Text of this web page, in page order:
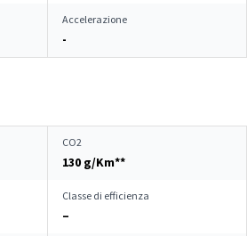
Accelerazione
-
CO2
130 g/Km**
Classe di efficienza
–